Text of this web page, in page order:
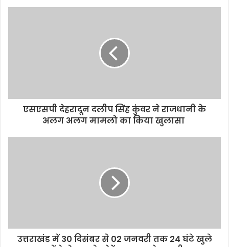
एसएसपी देहरादून दलीप सिंह कुंवर ने राजधानी के
अलग अलग मामलो का किया खुलासा
उत्तराखंड में 30 दिसंबर से 02 जनवरी तक 24 घंटे खुले